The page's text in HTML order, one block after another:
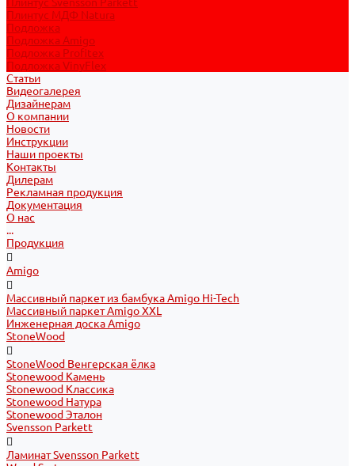
Плинтус МДФ Natura
Подложка
Подложка Amigo
Подложка Profitex
Подложка VinyFlex
Статьи
Видеогалерея
Дизайнерам
О компании
Новости
Инструкции
Наши проекты
Контакты
Дилерам
Рекламная продукция
Документация
О нас
...
Продукция
Amigo
Массивный паркет из бамбука Amigo Hi-Tech
Массивный паркет Amigo XXL
Инженерная доска Amigo
StoneWood
StoneWood Венгерская ёлка
Stonewood Камень
Stonewood Классика
Stonewood Натура
Stonewood Эталон
Svensson Parkett
Ламинат Svensson Parkett